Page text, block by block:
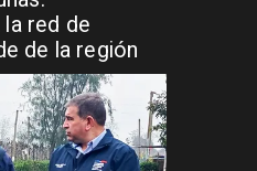
red de
de la región